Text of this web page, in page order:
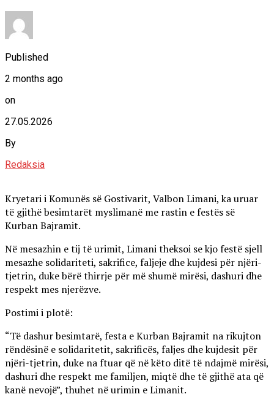
Published
2 months ago
on
27.05.2026
By
Redaksia
Kryetari i Komunës së Gostivarit, Valbon Limani, ka uruar
të gjithë besimtarët myslimanë me rastin e festës së
Kurban Bajramit.
Në mesazhin e tij të urimit, Limani theksoi se kjo festë sjell
mesazhe solidariteti, sakrifice, faljeje dhe kujdesi për njëri-
tjetrin, duke bërë thirrje për më shumë mirësi, dashuri dhe
respekt mes njerëzve.
Postimi i plotë:
“Të dashur besimtarë, festa e Kurban Bajramit na rikujton
rëndësinë e solidaritetit, sakrificës, faljes dhe kujdesit për
njëri-tjetrin, duke na ftuar që në këto ditë të ndajmë mirësi,
dashuri dhe respekt me familjen, miqtë dhe të gjithë ata që
kanë nevojë”, thuhet në urimin e Limanit.